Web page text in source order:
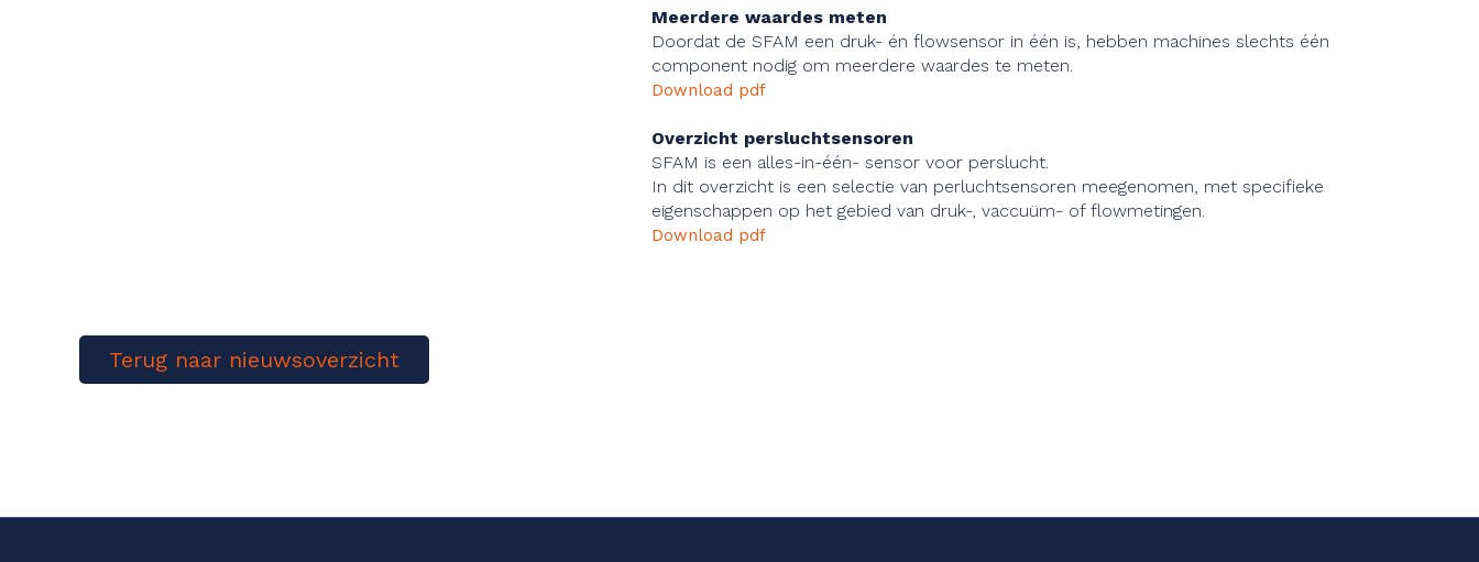
Meerdere waardes meten
Doordat de SFAM een druk- én flowsensor in één is, hebben machines slechts één
component nodig om meerdere waardes te meten.
Download pdf
Overzicht persluchtsensoren
SFAM is een alles-in-één- sensor voor perslucht.
In dit overzicht is een selectie van perluchtsensoren meegenomen, met specifieke
eigenschappen op het gebied van druk-, vaccuüm- of flowmetingen.
Download pdf
Terug naar nieuwsoverzicht